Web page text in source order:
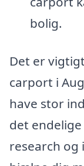
bolig.
Det er
carport i
have stor
det
research